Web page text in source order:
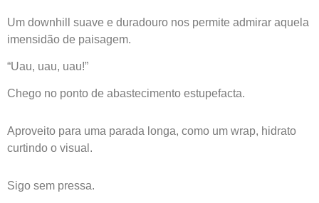
Um downhill suave e duradouro nos permite admirar aquela
imensidão de paisagem.
“Uau, uau, uau!”
Chego no ponto de abastecimento estupefacta.
Aproveito para uma parada longa, como um wrap, hidrato
curtindo o visual.
Sigo sem pressa.